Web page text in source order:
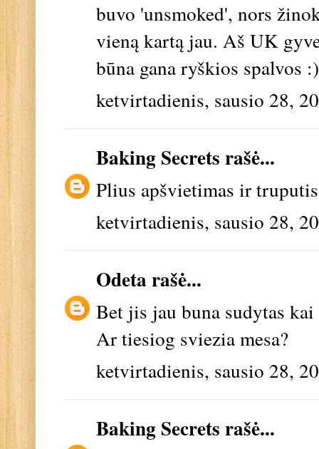
buvo 'unsmoked', nors
vieną kartą jau. Aš UK
būna gana ryškios spalvos
ketvirtadienis, sausio 28,
Baking Secrets rašė...
Plius apšvietimas ir
ketvirtadienis, sausio 28,
Odeta rašė...
Bet jis jau buna sudytas
Ar tiesiog sviezia mesa?
ketvirtadienis, sausio 28,
Baking Secrets rašė...